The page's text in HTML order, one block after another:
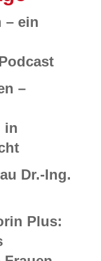
– ein
–
in
Dr.-Ing.
Plus: